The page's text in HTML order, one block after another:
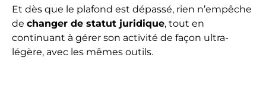
Et dès que le plafond est dépassé, rien n’empêche
de changer de statut juridique, tout en
continuant à gérer son activité de façon ultra-
légère, avec les mêmes outils.